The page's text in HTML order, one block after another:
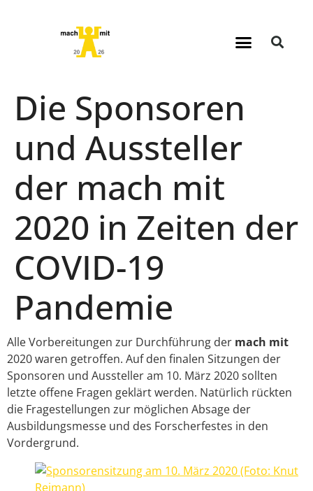
Die Sponsoren
und Aussteller
der mach mit
2020 in Zeiten der
COVID-19
Pandemie
Alle Vorbereitungen zur Durchführung der mach mit
2020 waren getroffen. Auf den finalen Sitzungen der
Sponsoren und Aussteller am 10. März 2020 sollten
letzte offene Fragen geklärt werden. Natürlich rückten
die Fragestellungen zur möglichen Absage der
Ausbildungsmesse und des Forscherfestes in den
Vordergrund.